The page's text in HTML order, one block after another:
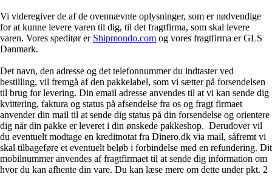
Vi videregiver de af de ovennævnte oplysninger, som er nødvendige
for at kunne levere varen til dig, til det fragtfirma, som skal levere
varen. Vores speditør er Shipmondo.com og vores fragtfirma er GLS
Danmark.
Det navn, den adresse og det telefonnummer du indtaster ved
bestilling, vil fremgå af den pakkelabel, som vi sætter på forsendelsen
til brug for levering. Din email adresse anvendes til at vi kan sende dig
kvittering, faktura og status på afsendelse fra os og fragt firmaet
anvender din mail til at sende dig status på din forsendelse og orientere
dig når din pakke er leveret i din ønskede pakkeshop. Derudover vil
du eventuelt modtage en kreditnotat fra Dinero.dk via mail, såfremt vi
skal tilbageføre et eventuelt beløb i forbindelse med en refundering. Dit
mobilnummer anvendes af fragtfirmaet til at sende dig information om
hvor du kan afhente din vare. Du kan læse mere om dette under pkt. 2